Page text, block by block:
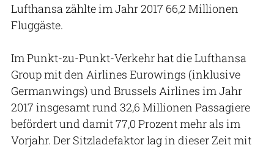
Lufthansa zählte im Jahr 2017 66,2 Millionen
Fluggäste.
Im Punkt-zu-Punkt-Verkehr hat die Lufthansa
Group mit den Airlines Eurowings (inklusive
Germanwings) und Brussels Airlines im Jahr
2017 insgesamt rund 32,6 Millionen Passagiere
befördert und damit 77,0 Prozent mehr als im
Vorjahr. Der Sitzladefaktor lag in dieser Zeit mit